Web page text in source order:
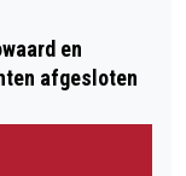
en
afgesloten